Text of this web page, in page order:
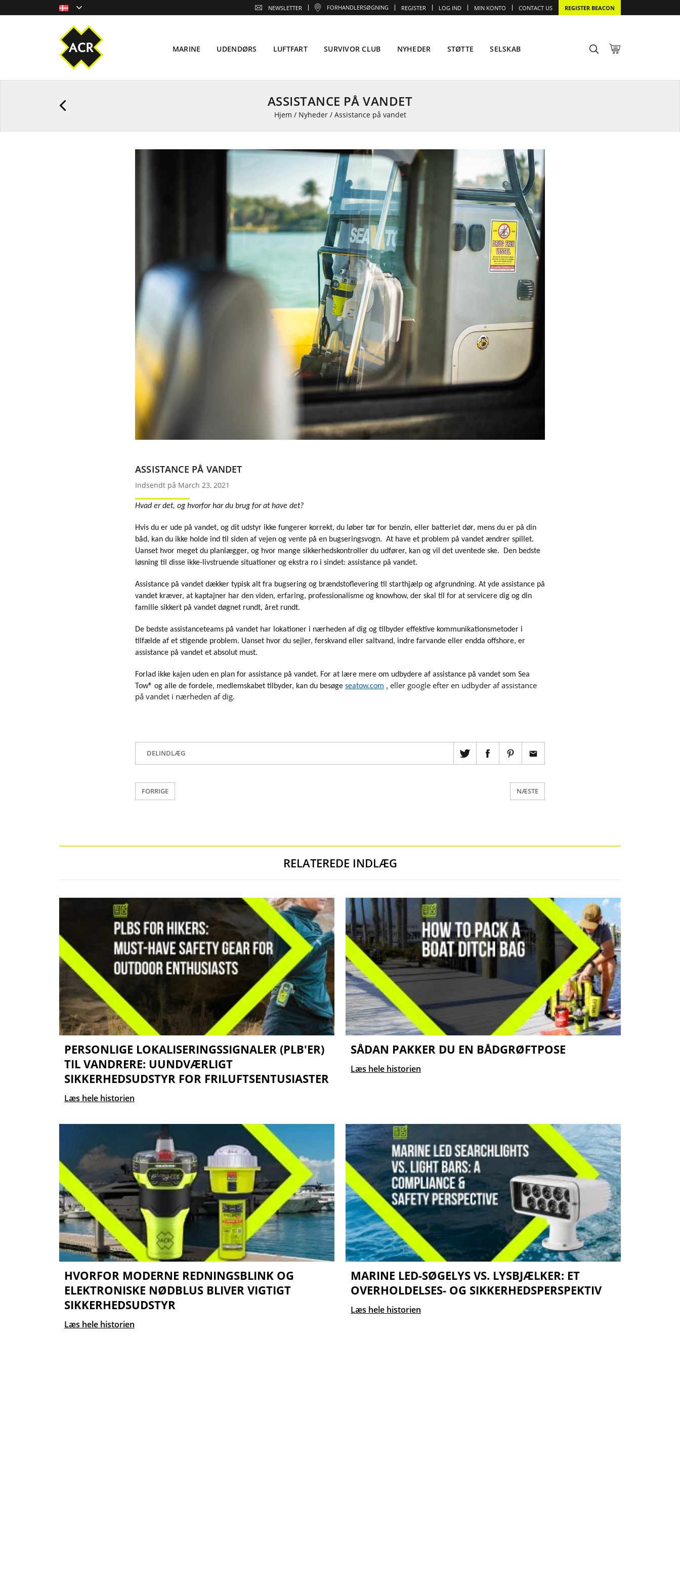
ASSISTANCE PÅ VANDET
Hjem / Nyheder / Assistance på vandet
ASSISTANCE PÅ VANDET
Indsendt på March 23, 2021
Hvad er det, og hvorfor har du brug for at have det?
Hvis du er ude på vandet, og dit udstyr ikke fungerer korrekt, du løber tør for benzin, eller batteriet dør, mens du er på din
båd, kan du ikke holde ind til siden af ​​vejen og vente på en bugseringsvogn. At have et problem på vandet ændrer spillet.
Uanset hvor meget du planlægger, og hvor mange sikkerhedskontroller du udfører, kan og vil det uventede ske. Den bedste
løsning til disse ikke-livstruende situationer og ekstra ro i sindet: assistance på vandet.
Assistance på vandet dækker typisk alt fra bugsering og brændstoflevering til starthjælp og afgrundning. At yde assistance på
vandet kræver, at kaptajner har den viden, erfaring, professionalisme og knowhow, der skal til for at servicere dig og din
familie sikkert på vandet døgnet rundt, året rundt.
De bedste assistanceteams på vandet har lokationer i nærheden af ​​dig og tilbyder effektive kommunikationsmetoder i
tilfælde af et stigende problem. Uanset hvor du sejler, ferskvand eller saltvand, indre farvande eller endda offshore, er
assistance på vandet et absolut must.
Forlad ikke kajen uden en plan for assistance på vandet. For at lære mere om udbydere af assistance på vandet som Sea
Tow® og alle de fordele, medlemskabet tilbyder, kan du besøge seatow.com . eller google efter en udbyder af assistance
på vandet i nærheden af ​​dig.
DELINDLÆG
FORRIGE NÆSTE
RELATEREDE INDLÆG
PERSONLIGE LOKALISERINGSSIGNALER (PLB'ER)
TIL VANDRERE: UUNDVÆRLIGT
SIKKERHEDSUDSTYR FOR FRILUFTSENTUSIASTER
Læs hele historien
SÅDAN PAKKER DU EN BÅDGRØFTPOSE
Læs hele historien
HVORFOR MODERNE REDNINGSBLINK OG
ELEKTRONISKE NØDBLUS BLIVER VIGTIGT
SIKKERHEDSUDSTYR
Læs hele historien
MARINE LED-SØGELYS VS. LYSBJÆLKER: ET
OVERHOLDELSES- OG SIKKERHEDSPERSPEKTIV
Læs hele historien
MARINE UDENDØRS LUFTFART SURVIVOR CLUB NYHEDER STØTTE SELSKAB
NEWSLETTER FORHANDLERSØGNING REGISTER LOG IND MIN KONTO CONTACT US REGISTER BEACON